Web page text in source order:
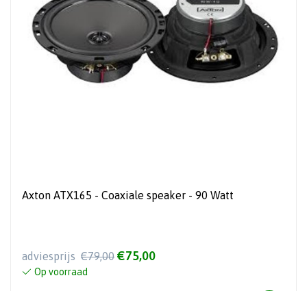
Axton ATX165 - Coaxiale speaker - 90 Watt
adviesprijs €79,00 €75,00
Op voorraad